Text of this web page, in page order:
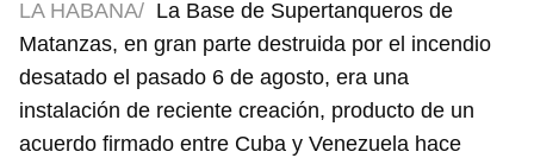
LA HABANA/ La Base de Supertanqueros de
Matanzas, en gran parte destruida por el incendio
desatado el pasado 6 de agosto, era una
instalación de reciente creación, producto de un
acuerdo firmado entre Cuba y Venezuela hace